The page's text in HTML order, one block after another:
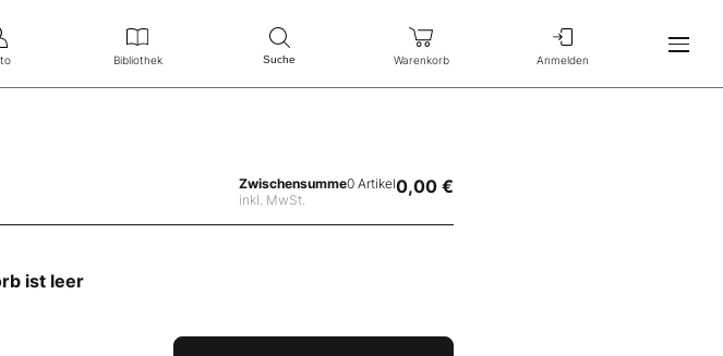
Bibliothek Suche Warenkorb Anmelden
Zwischensumme
inkl. MwSt.
0 Artikel0,00 €
ist leer